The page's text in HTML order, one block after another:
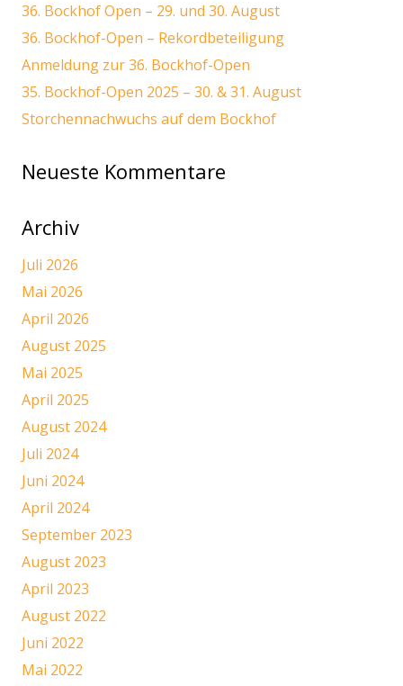
36. Bockhof Open – 29. und 30. August
36. Bockhof-Open – Rekordbeteiligung
Anmeldung zur 36. Bockhof-Open
35. Bockhof-Open 2025 – 30. & 31. August
Storchennachwuchs auf dem Bockhof
Neueste Kommentare
Archiv
Juli 2026
Mai 2026
April 2026
August 2025
Mai 2025
April 2025
August 2024
Juli 2024
Juni 2024
April 2024
September 2023
August 2023
April 2023
August 2022
Juni 2022
Mai 2022